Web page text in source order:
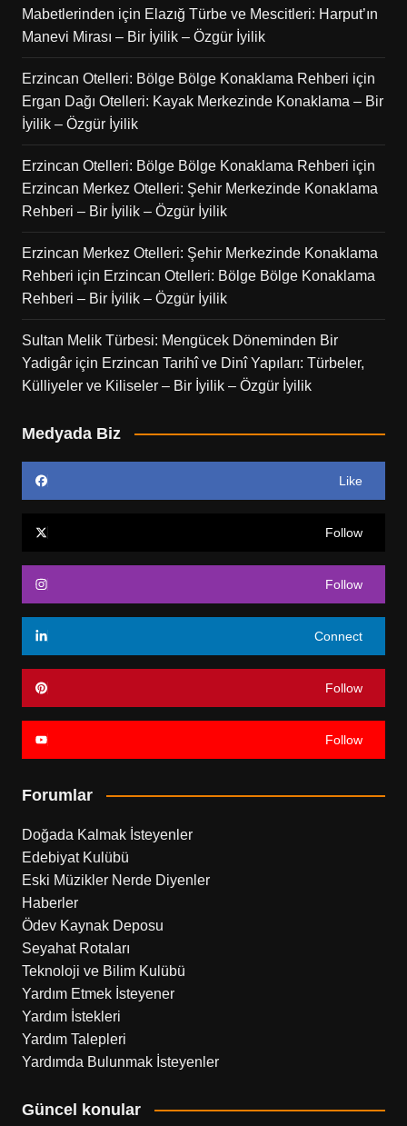
Mabetlerinden için Elazığ Türbe ve Mescitleri: Harput’ın
Manevi Mirası – Bir İyilik – Özgür İyilik
Erzincan Otelleri: Bölge Bölge Konaklama Rehberi için
Ergan Dağı Otelleri: Kayak Merkezinde Konaklama – Bir
İyilik – Özgür İyilik
Erzincan Otelleri: Bölge Bölge Konaklama Rehberi için
Erzincan Merkez Otelleri: Şehir Merkezinde Konaklama
Rehberi – Bir İyilik – Özgür İyilik
Erzincan Merkez Otelleri: Şehir Merkezinde Konaklama
Rehberi için Erzincan Otelleri: Bölge Bölge Konaklama
Rehberi – Bir İyilik – Özgür İyilik
Sultan Melik Türbesi: Mengücek Döneminden Bir
Yadigâriçin Erzincan Tarihî ve Dinî Yapıları: Türbeler,
Külliyeler ve Kiliseler – Bir İyilik – Özgür İyilik
Medyada Biz
Like
Follow
Follow
Connect
Follow
Follow
Forumlar
Doğada Kalmak İsteyenler
Edebiyat Kulübü
Eski Müzikler Nerde Diyenler
Haberler
Ödev Kaynak Deposu
Seyahat Rotaları
Teknoloji ve Bilim Kulübü
Yardım Etmek İsteyener
Yardım İstekleri
Yardım Talepleri
Yardımda Bulunmak İsteyenler
Güncel konular